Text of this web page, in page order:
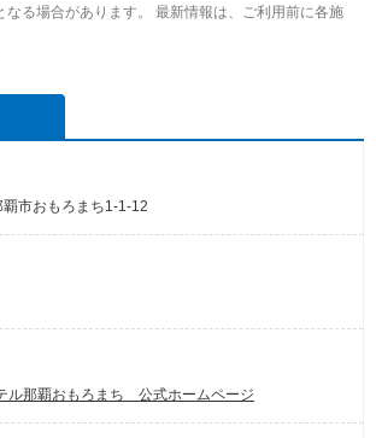
る場合があります。 最新情報は、ご利用前に各施
市おもろまち1-1-12
ル那覇おもろまち 公式ホームページ